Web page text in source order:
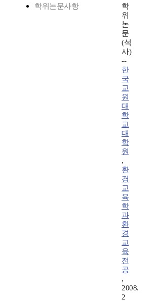
학위논문사항
학
위
논
문
(석
사)
--
한
국
교
원
대
학
교
대
학
원
,
환
경
교
육
학
과
환
경
교
육
전
공
,
2008.
2